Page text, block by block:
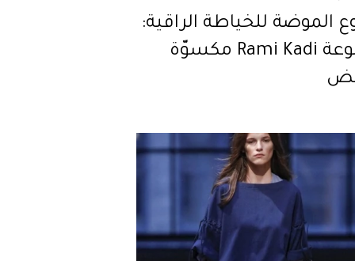
الموضة للخياطة الراقية:
مجموعة Rami Kadi مكسوّة